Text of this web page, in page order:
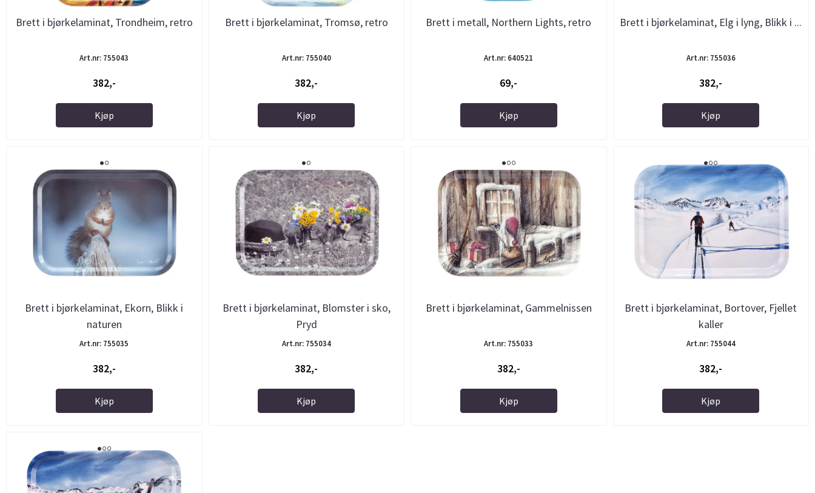
Brett i bjørkelaminat, Trondheim, retro
Art.nr: 755043
382,-
Kjøp
Brett i bjørkelaminat, Tromsø, retro
Art.nr: 755040
382,-
Kjøp
Brett i metall, Northern Lights, retro
Art.nr: 640521
69,-
Kjøp
Brett i bjørkelaminat, Elg i lyng, Blikk i ...
Art.nr: 755036
382,-
Kjøp
Brett i bjørkelaminat, Ekorn, Blikk i
naturen
Art.nr: 755035
382,-
Kjøp
Brett i bjørkelaminat, Blomster i sko,
Pryd
Art.nr: 755034
382,-
Kjøp
Brett i bjørkelaminat, Gammelnissen
Art.nr: 755033
382,-
Kjøp
Brett i bjørkelaminat, Bortover, Fjellet
kaller
Art.nr: 755044
382,-
Kjøp